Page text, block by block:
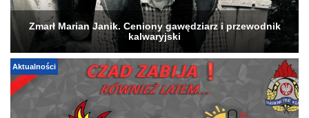
Zmarł Marian Janik. Ceniony gawędziarz i przewodnik
kalwaryjski
Aktualności